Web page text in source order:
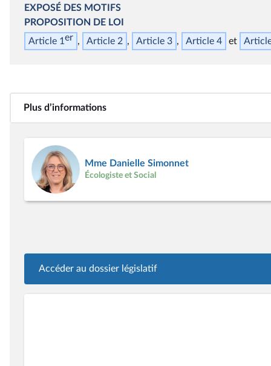
EXPOSÉ DES MOTIFS
PROPOSITION DE LOI
Article 1er Article 2 Article 3 Article 4
Plus d’informations
Mme Danielle Simonnet
Écologiste et Social
Accéder au dossier législatif